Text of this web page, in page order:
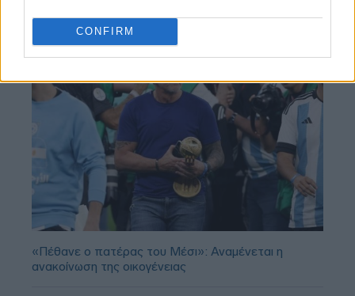
CONFIRM
«Πέθανε ο πατέρας του Μέσι»: Αναμένεται η
ανακοίνωση της οικογένειας